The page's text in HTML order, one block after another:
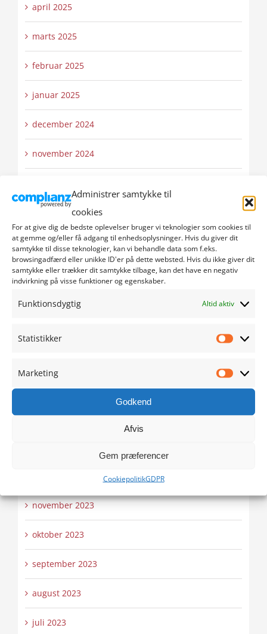
Administrer samtykke til
cookies
For at give dig de bedste oplevelser bruger vi teknologier som cookies til
at gemme og/eller få adgang til enhedsoplysninger. Hvis du giver dit
samtykke til disse teknologier, kan vi behandle data som f.eks.
browsingadfærd eller unikke ID'er på dette websted. Hvis du ikke giver dit
samtykke eller trækker dit samtykke tilbage, kan det have en negativ
indvirkning på visse funktioner og egenskaber.
Funktionsdygtig Altid aktiv
Statistikker
Marketing
Godkend
Afvis
Gem præferencer
CookiepolitikGDPR
april 2025
marts 2025
februar 2025
januar 2025
december 2024
november 2024
september 2024
august 2024
juli 2024
juni 2024
marts 2024
februar 2024
november 2023
oktober 2023
september 2023
august 2023
juli 2023